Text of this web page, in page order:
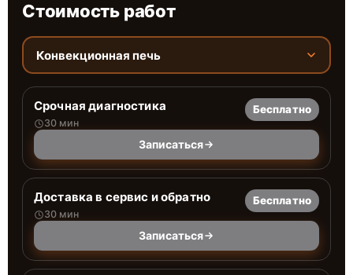
Стоимость работ
Конвекционная печь
Срочная диагностика
30 мин
Бесплатно
Записаться
Доставка в сервис и обратно
30 мин
Бесплатно
Записаться